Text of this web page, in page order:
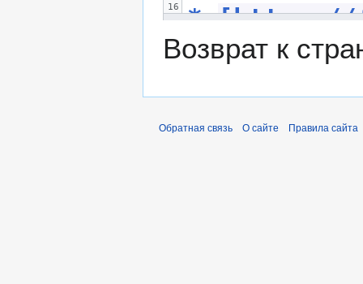
16
* [https://
fid=34
===
Возврат к
Обратная связь О сайте Правила сайта